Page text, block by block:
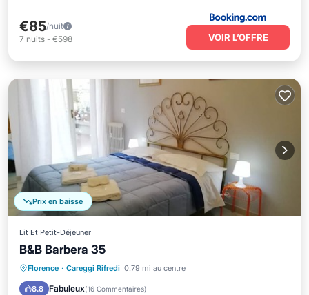
€85/nuit
7 nuits - €598 VOIR L’OFFRE
Prix en baisse
Lit Et Petit-Déjeuner
B&B Barbera 35
Florence · Careggi Rifredi 0.79 mi au centre
8.8 Fabuleux(16 Commentaires)
Piscine
Balcon/Terrasse
Climatisation